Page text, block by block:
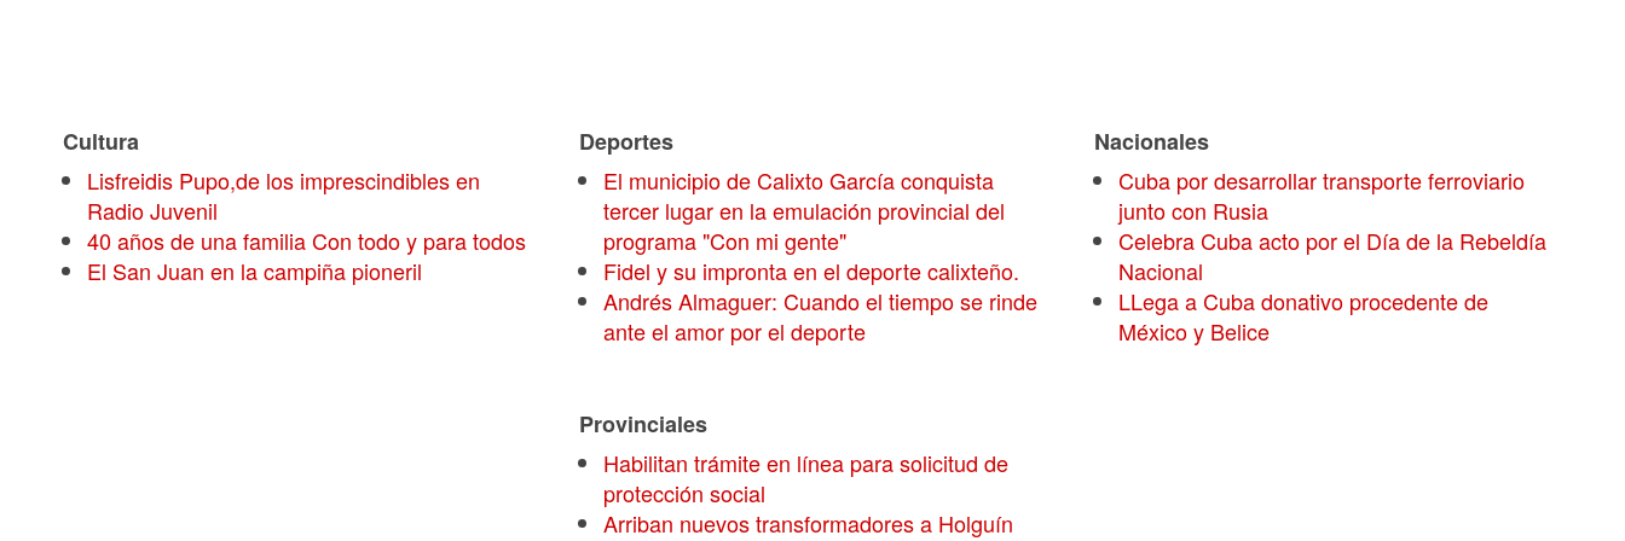
Cultura
Lisfreidis Pupo,de los imprescindibles en
Radio Juvenil
40 años de una familia Con todo y para todos
El San Juan en la campiña pioneril
Deportes
El municipio de Calixto García conquista
tercer lugar en la emulación provincial del
programa "Con mi gente"
Fidel y su impronta en el deporte calixteño.
Andrés Almaguer: Cuando el tiempo se rinde
ante el amor por el deporte
Provinciales
Habilitan trámite en línea para solicitud de
protección social
Arriban nuevos transformadores a Holguín
Nacionales
Cuba por desarrollar transporte ferroviario
junto con Rusia
Celebra Cuba acto por el Día de la Rebeldía
Nacional
LLega a Cuba donativo procedente de
México y Belice